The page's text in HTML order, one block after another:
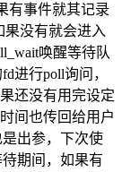
有事件就其记录
果没有就会进入
唤醒等待队
进行poll询问，
还没有用完设定
间也传回给用户
出参，下次使
期间，如果有